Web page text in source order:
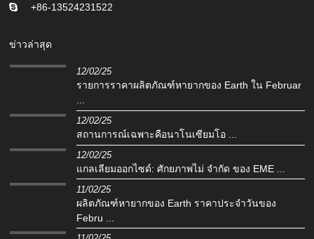
+86-13524231522
ข่าวล่าสุด
12/02/25
รายการราคาผลิตภัณฑ์หายากของ Earth ใน Februar
...
12/02/25
สถานการณ์เฉพาะคือนาโนเซียมโอ ...
12/02/25
แกลเลียมออกไซด์: ศักยภาพไม่ จำกัด ของ EME ...
11/02/25
ผลิตภัณฑ์หายากของ Earth ราคาประจำวันของ
Febru ...